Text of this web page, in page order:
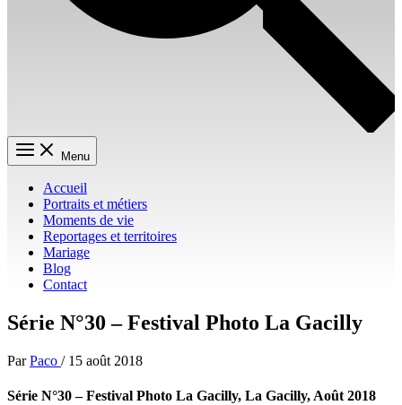
Menu
Accueil
Portraits et métiers
Moments de vie
Reportages et territoires
Mariage
Blog
Contact
Série N°30 – Festival Photo La Gacilly
ParPaco / 15 août 2018
Série N°30 – Festival Photo La Gacilly, La Gacilly, Août 2018